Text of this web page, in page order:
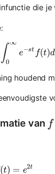
die
∫0
∞
e−st f(t)d
houdend
van f
f(t)=e^{2
(t) = e2t